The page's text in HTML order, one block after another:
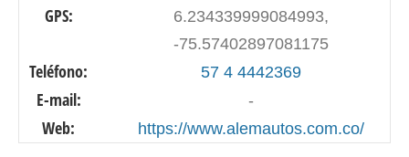
GPS:
6.234339999084993,
-75.57402897081175
Teléfono: 57 4 4442369
E-mail: -
Web: https://www.alemautos.com.co/